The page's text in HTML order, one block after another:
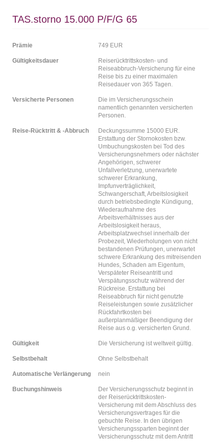
TAS.storno 15.000 P/F/G 65
Prämie 749 EUR
Gültigkeitsdauer
Reiserücktrittskosten- und
Reiseabbruch-Versicherung für eine
Reise bis zu einer maximalen
Reisedauer von 365 Tagen.
Versicherte Personen
Die im Versicherungsschein
namentlich genannten versicherten
Personen.
Reise-Rücktritt & -Abbruch
Deckungssumme 15000 EUR.
Erstattung der Stornokosten bzw.
Umbuchungskosten bei Tod des
Versicherungsnehmers oder nächster
Angehörigen, schwerer
Unfallverletzung, unerwartete
schwerer Erkrankung,
Impfunverträglichkeit,
Schwangerschaft, Arbeitslosigkeit
durch betriebsbedingte Kündigung,
Wiederaufnahme des
Arbeitsverhältnisses aus der
Arbeitslosigkeit heraus,
Arbeitsplatzwechsel innerhalb der
Probezeit, Wiederholungen von nicht
bestandenen Prüfungen, unerwartet
schwere Erkrankung des mitreisenden
Hundes, Schaden am Eigentum,
Verspäteter Reiseantritt und
Verspätungsschutz während der
Rückreise. Erstattung bei
Reiseabbruch für nicht genutzte
Reiseleistungen sowie zusätzlicher
Rückfahrtkosten bei
außerplanmäßiger Beendigung der
Reise aus o.g. versicherten Grund.
Gültigkeit Die Versicherung ist weltweit gültig.
Selbstbehalt Ohne Selbstbehalt
Automatische Verlängerung nein
Buchungshinweis
Der Versicherungsschutz beginnt in
der Reiserücktrittskosten-
Versicherung mit dem Abschluss des
Versicherungsvertrages für die
gebuchte Reise. In den übrigen
Versicherungssparten beginnt der
Versicherungsschutz mit dem Antritt